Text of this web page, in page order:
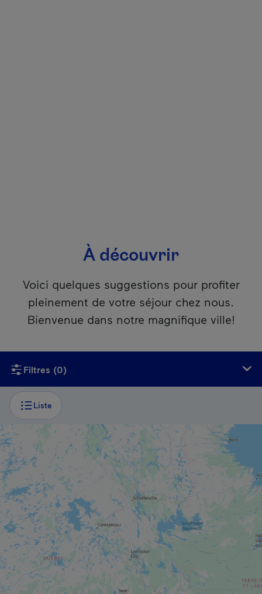
À découvrir
Voici quelques suggestions pour profiter
pleinement de votre séjour chez nous.
Bienvenue dans notre magnifique ville!
Filtres (0)
Liste
CROISIÈRE
Croisière des grottes et falaises
CROISIÈRE
Excursions Le Pluvier Aventurier